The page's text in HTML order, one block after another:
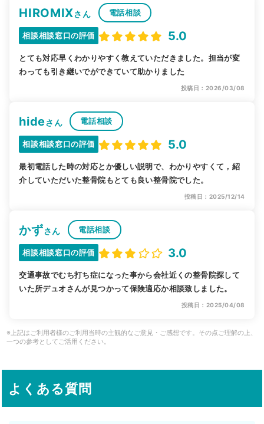
HIROMIXさん 電話相談
相談相談窓口の評価 5.0
とても対応早くわかりやすく教えていただきました。担当が変
わっても引き継いでができていて助かりました
投稿日：2026/03/08
hideさん 電話相談
相談相談窓口の評価 5.0
最初電話した時の対応とか優しい説明で、わかりやすくて，紹
介していただいた整骨院もとても良い整骨院でした。
投稿日：2025/12/14
かずさん 電話相談
相談相談窓口の評価 3.0
交通事故でむち打ち症になった事から会社近くの整骨院探して
いた所デュオさんが見つかって保険適応か相談致しました。
投稿日：2025/04/08
※上記はご利用者様のご利用当時の主観的なご意見・ご感想です。その点ご理解の上、
一つの参考としてご活用ください。
よくある質問